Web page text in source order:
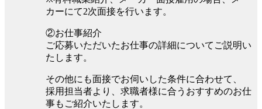
カーにて2次面接を行います。
②お仕事紹介
ご応募いただいたお仕事の詳細についてご説明い
たします。
その他にも面接でお伺いした条件に合わせて、
採用担当者より、求職者様に合うおすすめのお仕
事もご紹介いたします。